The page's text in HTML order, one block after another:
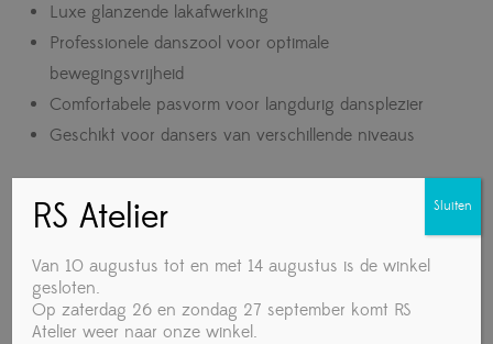
Luxe glanzende lakafwerking
Professionele danszool voor optimale
bewegingsvrijheid
Comfortabele pasvorm voor langdurig dansplezier
Geschikt voor dansers van verschillende niveaus
Maattabel International
Dance Shoes Contra Black
Patent
RS Atelier
Van 10 augustus tot en met 14 augustus is de winkel
gesloten.
Op zaterdag 26 en zondag 27 september komt RS
Atelier weer naar onze winkel.
Sluiten